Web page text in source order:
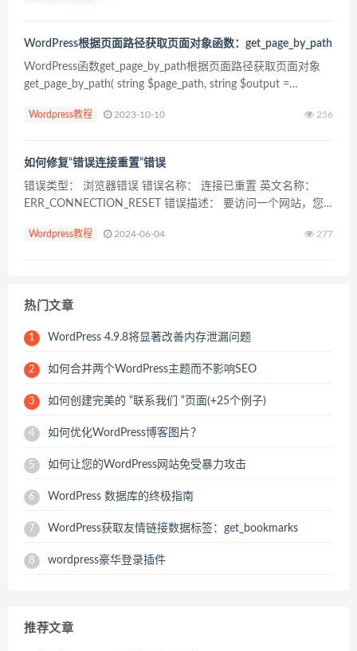
WordPress根据页面路径获取页面对象函数：get_page_by_path
WordPress函数get_page_by_path根据页面路径获取页面对象
get_page_by_path( string $page_path, string $output =
Wordpress教程 2023-10-10 256
如何修复“错误连接重置”错误
错误类型： 浏览器错误 错误名称： 连接已重置 英文名称：
ERR_CONNECTION_RESET 错误描述： 要访问一个网站，您
应，则开始接收和发送信息。在某些情况...
Wordpress教程 2024-06-04 277
热门文章
1 WordPress 4.9.8将显著改善内存泄漏问题
2 如何合并两个WordPress主题而不影响SEO
3 如何创建完美的 “联系我们 “页面(+25个例子)
4 如何优化WordPress博客图片？
5 如何让您的WordPress网站免受暴力攻击
6 WordPress 数据库的终极指南
7 WordPress获取友情链接数据标签：get_bookmarks
8 wordpress豪华登录插件
推荐文章